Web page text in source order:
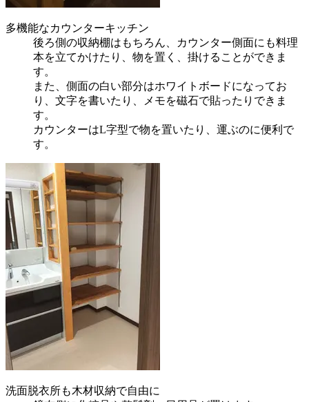
多機能なカウンターキッチン
後ろ側の収納棚はもちろん、カウンター側面にも料理
本を立てかけたり、物を置く、掛けることができま
す。
また、側面の白い部分はホワイトボードになってお
り、文字を書いたり、メモを磁石で貼ったりできま
す。
カウンターはL字型で物を置いたり、運ぶのに便利で
す。
洗面脱衣所も木材収納で自由に